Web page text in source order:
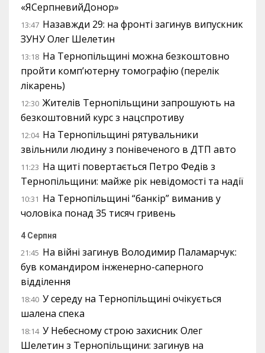
«ЯСерпневийДонор»
13:47 Назавжди 29: на фронті загинув випускник
ЗУНУ Олег Шелетин
13:18 На Тернопільщині можна безкоштовно
пройти комп’ютерну томографію (перелік
лікарень)
12:30 Жителів Тернопільщини запрошують на
безкоштовний курс з нацспротиву
12:04 На Тернопільщині рятувальники
звільнили людину з понівеченого в ДТП авто
11:23 На щиті повертається Петро Федів з
Тернопільщини: майже рік невідомості та надії
10:31 На Тернопільщині “банкір” виманив у
чоловіка понад 35 тисяч гривень
4 Серпня
21:45 На війні загинув Володимир Паламарчук:
був командиром інженерно-саперного
відділення
18:40 У середу на Тернопільщині очікується
шалена спека
18:14 У Небесному строю захисник Олег
Шелетин з Тернопільщини: загинув на